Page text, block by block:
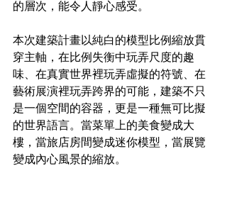
的層次，能令人靜心感受。
本次建築計畫以純白的模型比例縮放貫
穿主軸，在比例失衡中玩弄尺度的趣
味、在真實世界裡玩弄虛擬的符號、在
藝術展演裡玩弄跨界的可能，建築不只
是一個空間的容器，更是一種無可比擬
的世界語言。當菜單上的美食變成大
樓，當旅店房間變成迷你模型，當展覽
變成內心風景的縮放。